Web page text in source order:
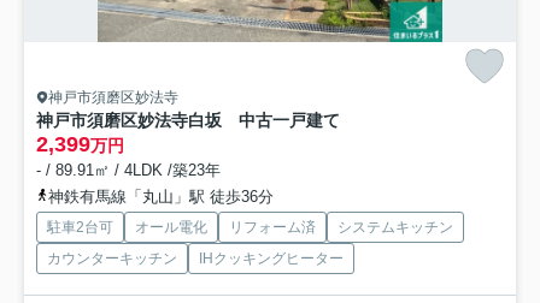
神戸市須磨区妙法寺
神戸市須磨区妙法寺白坂 中古一戸建て
2,399万円
- / 89.91㎡ / 4LDK /築23年
神鉄有馬線「丸山」駅 徒歩36分
駐車2台可 オール電化 リフォーム済
システムキッチン
カウンターキッチン
IHクッキングヒーター